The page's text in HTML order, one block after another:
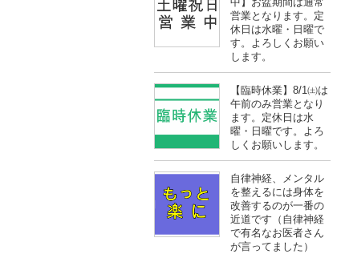
営業となります。定
休日は水曜・日曜で
す。よろしくお願い
します。
【臨時休業】8/1㈯は
午前のみ営業となり
ます。定休日は水
曜・日曜です。よろ
しくお願いします。
自律神経、メンタル
を整えるには身体を
改善するのが一番の
近道です（自律神経
で有名なお医者さん
が言ってました）